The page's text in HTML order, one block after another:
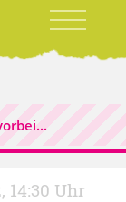
, 14:30 Uhr